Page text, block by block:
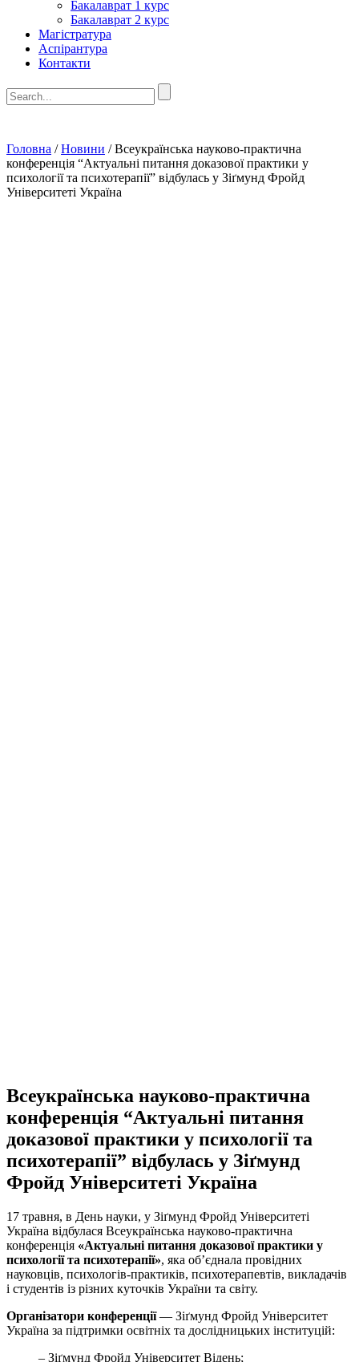
Бакалаврат 1 курс
Бакалаврат 2 курс
Магістратура
Аспірантура
Контакти
Головна /Новини /Всеукраїнська науково-практична
конференція “Актуальні питання доказової практики у
психології та психотерапії” відбулась у Зіґмунд Фройд
Університеті Україна
Всеукраїнська науково-практична
конференція “Актуальні питання
доказової практики у психології та
психотерапії” відбулась у Зіґмунд
Фройд Університеті Україна
17 травня, в День науки, у Зіґмунд Фройд Університеті
Україна відбулася Всеукраїнська науково-практична
конференція «Актуальні питання доказової практики у
психології та психотерапії», яка об’єднала провідних
науковців, психологів-практиків, психотерапевтів, викладачів
і студентів із різних куточків України та світу.
Організатори конференції— Зіґмунд Фройд Університет
Україна за підтримки освітніх та дослідницьких інституцій:
– Зіґмунд Фройд Університет Відень;